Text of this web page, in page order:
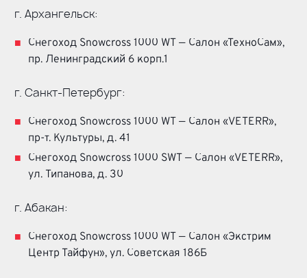
г. Архангельск:
Снегоход Snowcross 1000 WT — Салон «ТехноСам»,
пр. Ленинградский 6 корп.1
г. Санкт-Петербург:
Снегоход Snowcross 1000 WT — Салон «VETERR»,
пр-т. Культуры, д. 41
Снегоход Snowcross 1000 SWT — Салон «VETERR»,
ул. Типанова, д. 30
г. Абакан:
Снегоход Snowcross 1000 WT — Салон «Экстрим
Центр Тайфун», ул. Советская 186Б